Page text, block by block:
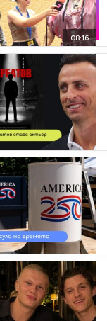
08:16